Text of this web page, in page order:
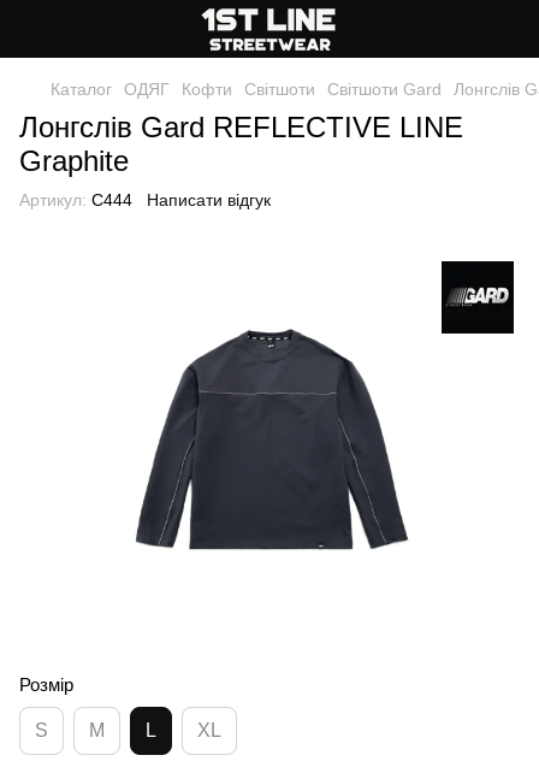
Каталог ОДЯГ Кофти Світшоти Світшоти Gard Лонгслів
Лонгслів Gard REFLECTIVE LINE
Graphite
Артикул: C444 Написати відгук
Розмір
S M L XL